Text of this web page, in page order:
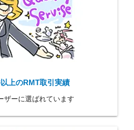
上のRMT取引実績
ザーに選ばれています